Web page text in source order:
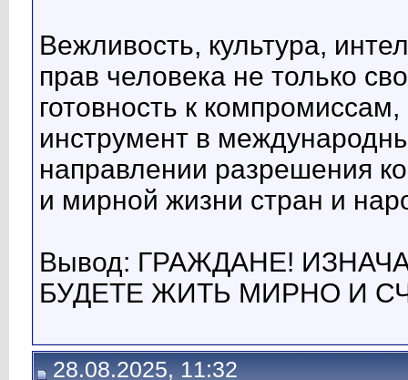
Вежливость, культура,
прав человека не только
готовность к
инструмент в
направлении разрешения
и мирной жизни стран и
Вывод: ГРАЖДАНЕ!
БУДЕТЕ ЖИТЬ МИРНО И
28.08.2025, 11:32